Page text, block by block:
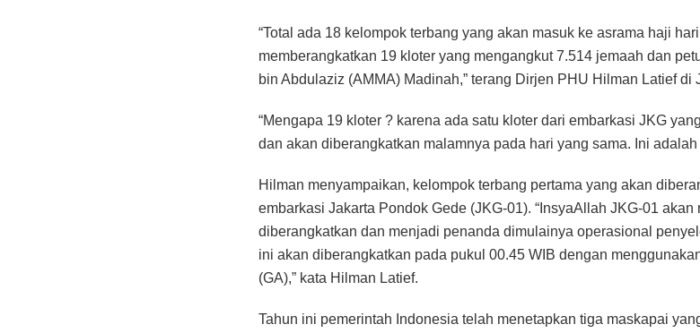
“Total ada 18 kelompok terbang yang akan masuk ke asrama haji
memberangkatkan 19 kloter yang mengangkut 7.514 jemaah dan
bin Abdulaziz (AMMA) Madinah,” terang Dirjen PHU Hilman Latief di
“Mengapa 19 kloter ? karena ada satu kloter dari embarkasi JKG
dan akan diberangkatkan malamnya pada hari yang sama. Ini
Hilman menyampaikan, kelompok terbang pertama yang akan
embarkasi Jakarta Pondok Gede (JKG-01). “InsyaAllah JKG-01
diberangkatkan dan menjadi penanda dimulainya operasional
ini akan diberangkatkan pada pukul 00.45 WIB dengan
(GA),” kata Hilman Latief.
Tahun ini pemerintah Indonesia telah menetapkan tiga maskapai